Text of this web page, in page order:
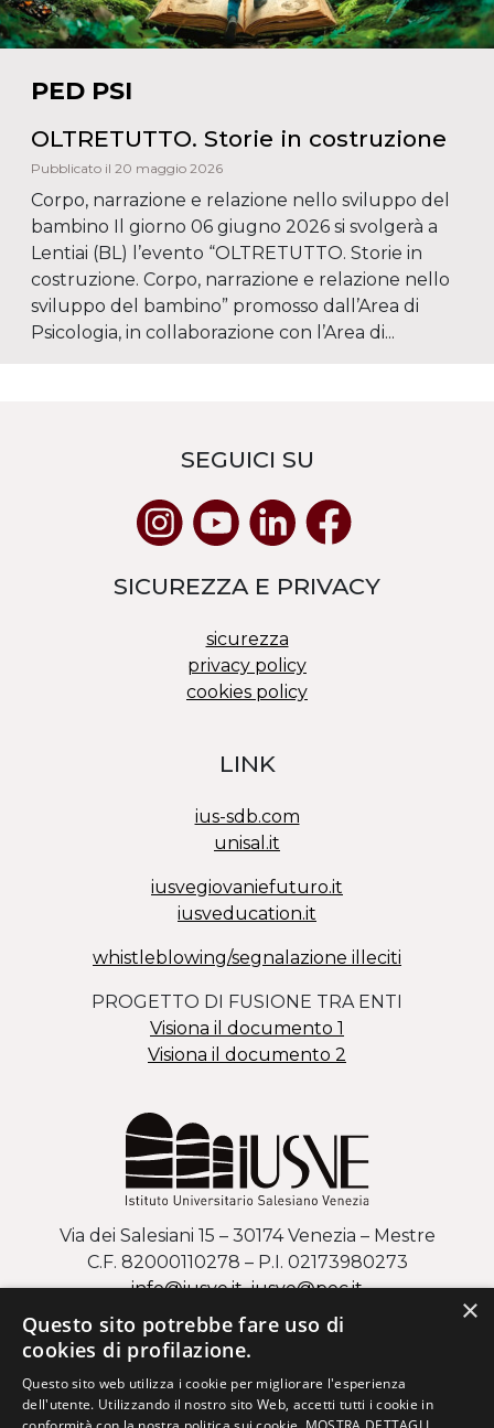
PED PSI
OLTRETUTTO. Storie in costruzione
Pubblicato il 20 maggio 2026
Corpo, narrazione e relazione nello sviluppo del
bambino Il giorno 06 giugno 2026 si svolgerà a
Lentiai (BL) l’evento “OLTRETUTTO. Storie in
costruzione. Corpo, narrazione e relazione nello
sviluppo del bambino” promosso dall’Area di
Psicologia, in collaborazione con l’Area di...
SEGUICI SU
SICUREZZA E PRIVACY
sicurezza
privacy policy
cookies policy
LINK
ius-sdb.com
unisal.it
iusvegiovaniefuturo.it
iusveducation.it
whistleblowing/segnalazione illeciti
PROGETTO DI FUSIONE TRA ENTI
Visiona il documento 1
Visiona il documento 2
Via dei Salesiani 15 – 30174 Venezia – Mestre
C.F. 82000110278 – P.I. 02173980273
info@iusve.it iusve@pec.it
COME ARRIVARE AL CAMPUS DI MESTRE
Via Regaste San Zeno 17 – 37123 Verona
C.F. 82000110278 – P.I. 02173980273
×
Questo sito potrebbe fare uso di
cookies di profilazione.
Questo sito web utilizza i cookie per migliorare l'esperienza
dell'utente. Utilizzando il nostro sito Web, accetti tutti i cookie in